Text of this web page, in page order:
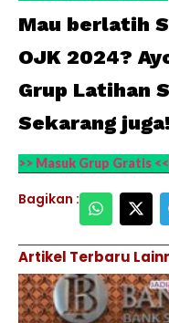
Mau berlatih
OJK 2024?
Grup Latihan
Sekarang
>> Masuk Grup Gratis <<
Bagikan :
Artikel Terbaru